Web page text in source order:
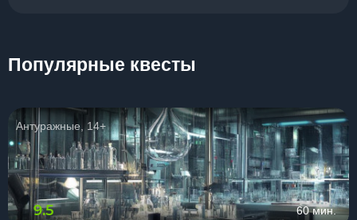
Популярные квесты
Антуражные, 14+
9.5 60 мин.